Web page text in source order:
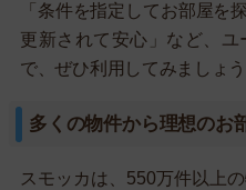
「条件を指定してお部屋を
更新されて安心」など、
で、ぜひ利用してみましょう
多くの物件から理想のお
スモッカは、550万件以上